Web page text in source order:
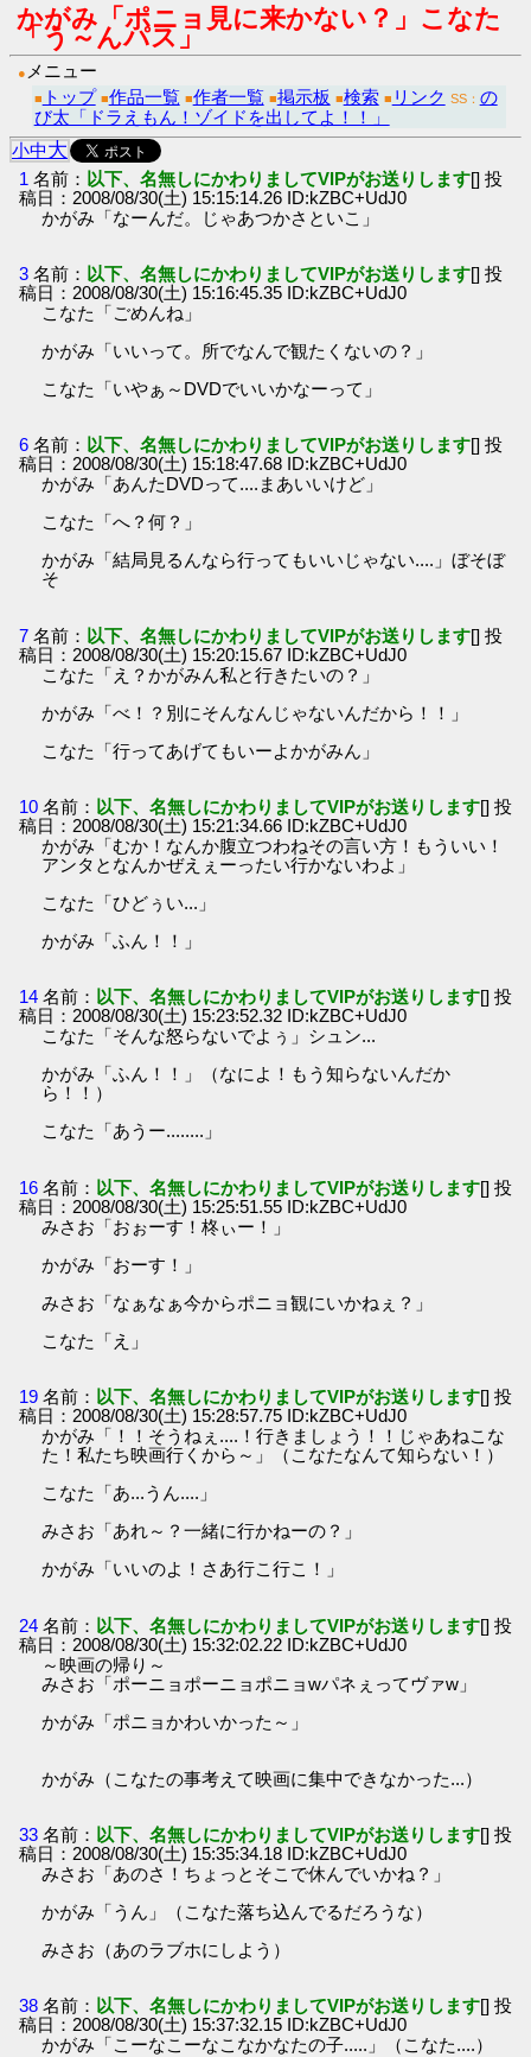
かがみ「ポニョ見に来かない？」こなた
「う～んパス」
● メニュー
■ トップ ■作品一覧 ■作者一覧 ■掲示板 ■検索 ■ リンク SS： の
び太「ドラえもん！ゾイドを出してよ！！」
小中大
1 名前： 以下、名無しにかわりましてVIPがお送りします[] 投
稿日：2008/08/30(土) 15:15:14.26 ID:kZBC+UdJ0
かがみ「なーんだ。じゃあつかさといこ」
3 名前： 以下、名無しにかわりましてVIPがお送りします[] 投
稿日：2008/08/30(土) 15:16:45.35 ID:kZBC+UdJ0
こなた「ごめんね」
かがみ「いいって。所でなんで観たくないの？」
こなた「いやぁ～DVDでいいかなーって」
6 名前： 以下、名無しにかわりましてVIPがお送りします[] 投
稿日：2008/08/30(土) 15:18:47.68 ID:kZBC+UdJ0
かがみ「あんたDVDって....まあいいけど」
こなた「へ？何？」
かがみ「結局見るんなら行ってもいいじゃない....」ぼそぼ
そ
7 名前： 以下、名無しにかわりましてVIPがお送りします[] 投
稿日：2008/08/30(土) 15:20:15.67 ID:kZBC+UdJ0
こなた「え？かがみん私と行きたいの？」
かがみ「べ！？別にそんなんじゃないんだから！！」
こなた「行ってあげてもいーよかがみん」
10 名前： 以下、名無しにかわりましてVIPがお送りします[] 投
稿日：2008/08/30(土) 15:21:34.66 ID:kZBC+UdJ0
かがみ「むか！なんか腹立つわねその言い方！もういい！
アンタとなんかぜえぇーったい行かないわよ」
こなた「ひどぅい...」
かがみ「ふん！！」
14 名前： 以下、名無しにかわりましてVIPがお送りします[] 投
稿日：2008/08/30(土) 15:23:52.32 ID:kZBC+UdJ0
こなた「そんな怒らないでよぅ」シュン...
かがみ「ふん！！」（なによ！もう知らないんだか
ら！！）
こなた「あうー........」
16 名前： 以下、名無しにかわりましてVIPがお送りします[] 投
稿日：2008/08/30(土) 15:25:51.55 ID:kZBC+UdJ0
みさお「おぉーす！柊ぃー！」
かがみ「おーす！」
みさお「なぁなぁ今からポニョ観にいかねぇ？」
こなた「え」
19 名前： 以下、名無しにかわりましてVIPがお送りします[] 投
稿日：2008/08/30(土) 15:28:57.75 ID:kZBC+UdJ0
かがみ「！！そうねぇ....！行きましょう！！じゃあねこな
た！私たち映画行くから～」（こなたなんて知らない！）
こなた「あ...うん....」
みさお「あれ～？一緒に行かねーの？」
かがみ「いいのよ！さあ行こ行こ！」
24 名前： 以下、名無しにかわりましてVIPがお送りします[] 投
稿日：2008/08/30(土) 15:32:02.22 ID:kZBC+UdJ0
～映画の帰り～
みさお「ポーニョポーニョポニョwパネぇってヴァw」
かがみ「ポニョかわいかった～」
かがみ（こなたの事考えて映画に集中できなかった...）
33 名前： 以下、名無しにかわりましてVIPがお送りします[] 投
稿日：2008/08/30(土) 15:35:34.18 ID:kZBC+UdJ0
みさお「あのさ！ちょっとそこで休んでいかね？」
かがみ「うん」（こなた落ち込んでるだろうな）
みさお（あのラブホにしよう）
38 名前： 以下、名無しにかわりましてVIPがお送りします[] 投
稿日：2008/08/30(土) 15:37:32.15 ID:kZBC+UdJ0
かがみ「こーなこーなこなかなたの子.....」（こなた....）